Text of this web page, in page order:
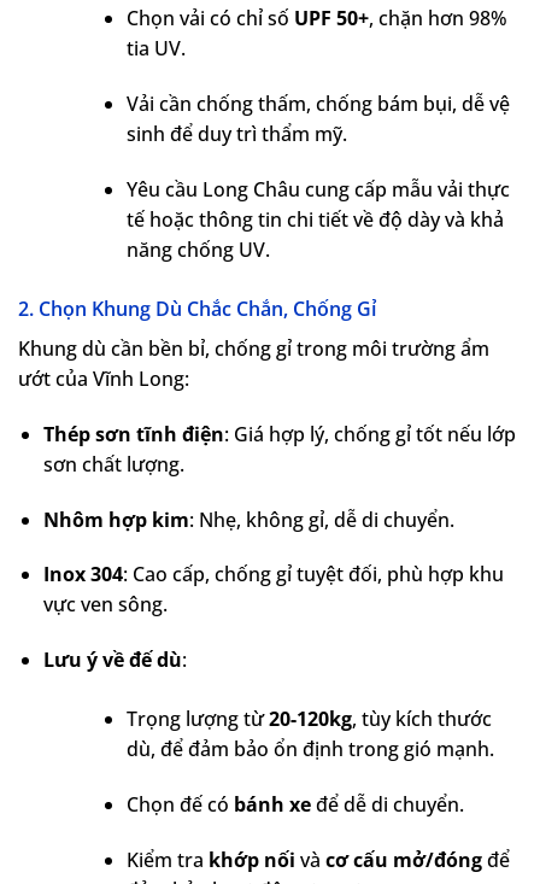
Chọn vải có chỉ số UPF 50+, chặn hơn 98%
tia UV.
Vải cần chống thấm, chống bám bụi, dễ vệ
sinh để duy trì thẩm mỹ.
Yêu cầu Long Châu cung cấp mẫu vải thực
tế hoặc thông tin chi tiết về độ dày và khả
năng chống UV.
2. Chọn Khung Dù Chắc Chắn, Chống Gỉ
Khung dù cần bền bỉ, chống gỉ trong môi trường ẩm
ướt của Vĩnh Long:
Thép sơn tĩnh điện: Giá hợp lý, chống gỉ tốt nếu lớp
sơn chất lượng.
Nhôm hợp kim: Nhẹ, không gỉ, dễ di chuyển.
Inox 304: Cao cấp, chống gỉ tuyệt đối, phù hợp khu
vực ven sông.
Lưu ý về đế dù:
Trọng lượng từ20-120kg, tùy kích thước
dù, để đảm bảo ổn định trong gió mạnh.
Chọn đế có bánh xeđể dễ di chuyển.
Kiểm tra khớp nối và cơ cấu mở/đóngđể